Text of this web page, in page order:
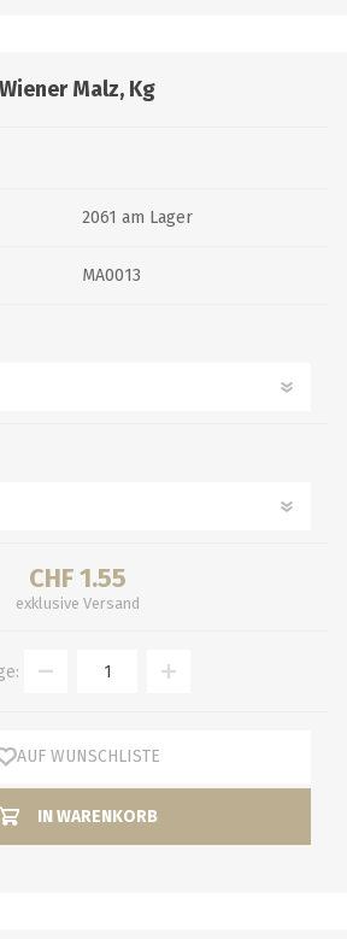
Wiener Malz, Kg
2061 am Lager
MA0013
CHF 1.55
exklusive Versand
AUF WUNSCHLISTE
IN WARENKORB